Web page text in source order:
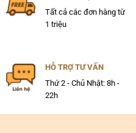
Tất cả các đơn hàng từ
1 triệu
HỖ TRỢ TƯ VẤN
Thứ 2 - Chủ Nhật: 8h -
22h